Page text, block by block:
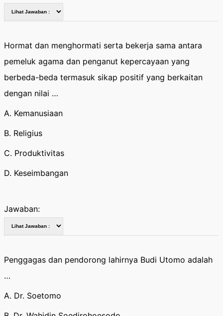
Hormat dan menghormati serta bekerja sama antara
pemeluk agama dan penganut kepercayaan yang
berbeda-beda termasuk sikap positif yang berkaitan
dengan nilai …
A. Kemanusiaan
B. Religius
C. Produktivitas
D. Keseimbangan
Jawaban:
Penggagas dan pendorong lahirnya Budi Utomo adalah
…
A. Dr. Soetomo